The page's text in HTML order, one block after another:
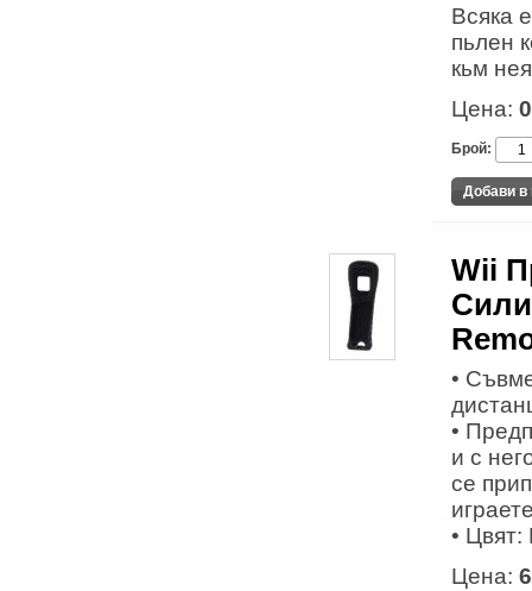
Всяка
пьлен
кьм
Цена:
Брой:
Wii
•
•
и с
се
•
Цена: